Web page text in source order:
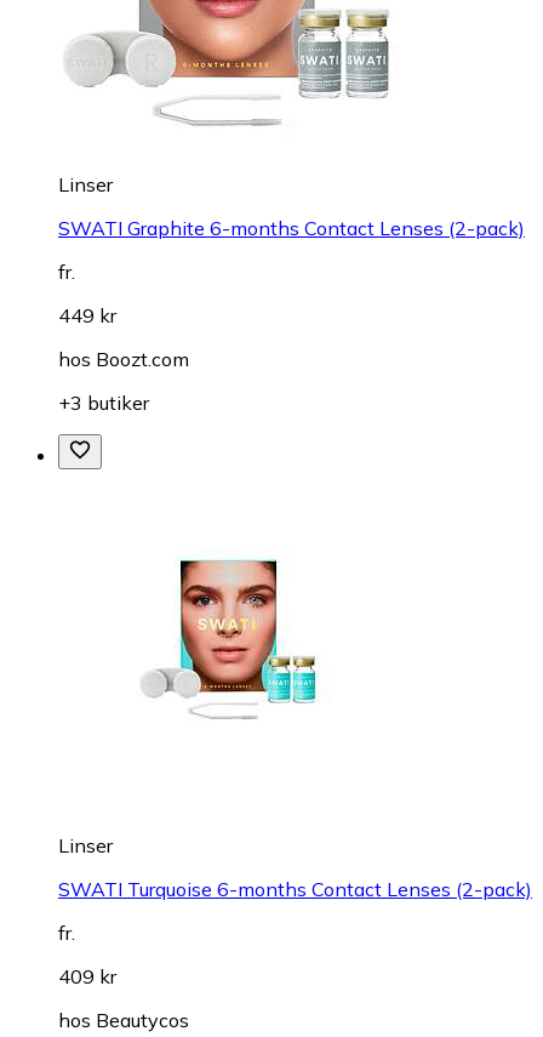
Linser
SWATI Graphite 6-months Contact Lenses (2-pack)
fr.
449 kr
hos Boozt.com
+3 butiker
Linser
SWATI Turquoise 6-months Contact Lenses (2-pack)
fr.
409 kr
hos Beautycos